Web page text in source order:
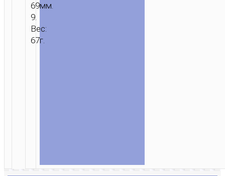
69мм.
9.
Вес:
67г.